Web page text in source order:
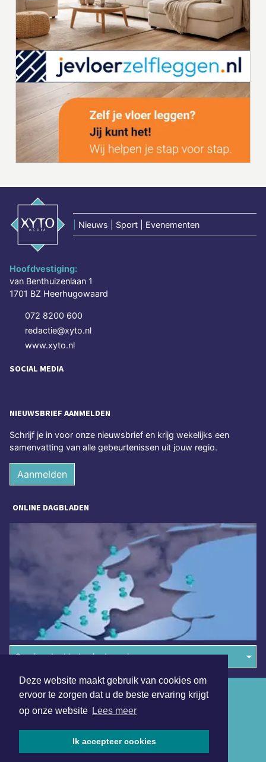
Deze website maakt gebruik van cookies om
ervoor te zorgen dat u de beste ervaring krijgt
op onze website Lees meer
Ik accepteer cookies
Nieuws | Sport | Evenementen
Hoofdvestiging:
van Benthuizenlaan 1
1701 BZ Heerhugowaard
072 8200 600
redactie@xyto.nl
www.xyto.nl
SOCIAL MEDIA
NIEUWSBRIEF AANMELDEN
Schrijf je in voor onze nieuwsbrief en krijg wekelijks een
samenvatting van alle gebeurtenissen uit jouw regio.
Aanmelden
ONLINE DAGBLADEN
Overige dagbladen in de regio
Algemene voorwaarden
Disclaimer